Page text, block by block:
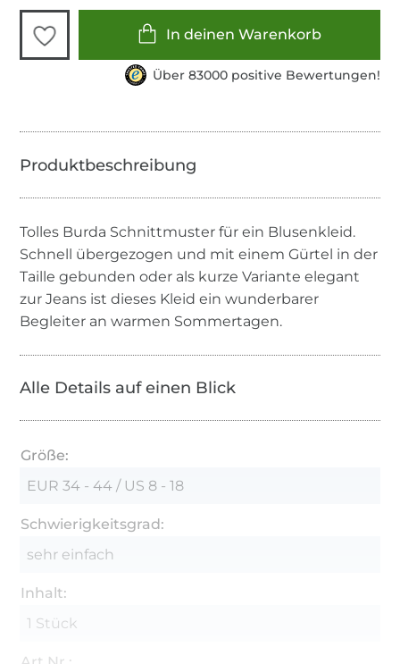
In deinen Warenkorb
Über 83000 positive Bewertungen!
Tolles Burda Schnittmuster für ein Blusenkleid.
Schnell übergezogen und mit einem Gürtel in der
Taille gebunden oder als kurze Variante elegant
zur Jeans ist dieses Kleid ein wunderbarer
Begleiter an warmen Sommertagen.
Alle Details auf einen Blick
Größe:
EUR 34 - 44 / US 8 - 18
Schwierigkeitsgrad:
sehr einfach
Inhalt:
1 Stück